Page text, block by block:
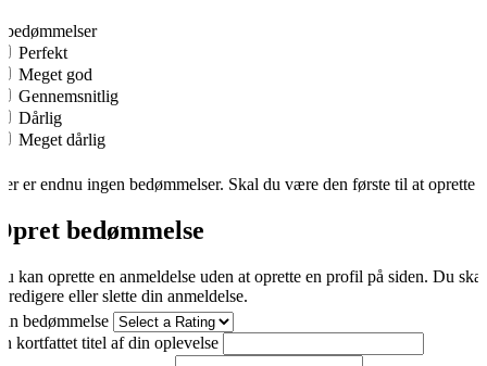
bedømmelser
Perfekt
Meget god
Gennemsnitlig
Dårlig
Meget dårlig
er endnu ingen bedømmelser. Skal du være den første til at oprette
bedømmelse
kan oprette en anmeldelse uden at oprette en profil på siden. Du
redigere eller slette din anmeldelse.
bedømmelse
kortfattet titel af din oplevelse